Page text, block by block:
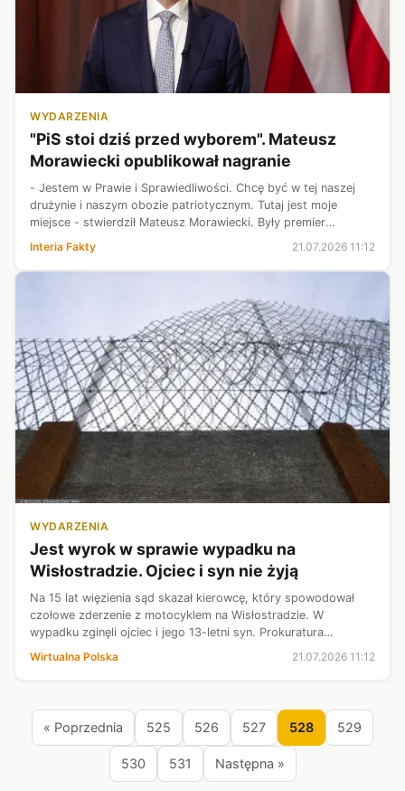
WYDARZENIA
"PiS stoi dziś przed wyborem". Mateusz
Morawiecki opublikował nagranie
- Jestem w Prawie i Sprawiedliwości. Chcę być w tej naszej
drużynie i naszym obozie patriotycznym. Tutaj jest moje
miejsce - stwierdził Mateusz Morawiecki. Były premier
opublikował oświadczenie, w którym odniósł się do obecnej
sytuacji w PiS. Jak stw...
Interia Fakty 21.07.2026 11:12
WYDARZENIA
Jest wyrok w sprawie wypadku na
Wisłostradzie. Ojciec i syn nie żyją
Na 15 lat więzienia sąd skazał kierowcę, który spowodował
czołowe zderzenie z motocyklem na Wisłostradzie. W
wypadku zginęli ojciec i jego 13-letni syn. Prokuratura
Wirtualna Polska 21.07.2026 11:12
« Poprzednia 525 526 527 528 529
530 531 Następna »